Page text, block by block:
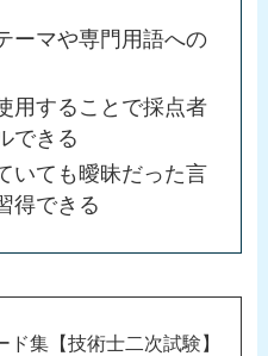
ーマや専門用語への
用することで採点者
できる
いても曖昧だった言
得できる
ド集【技術士二次試験】